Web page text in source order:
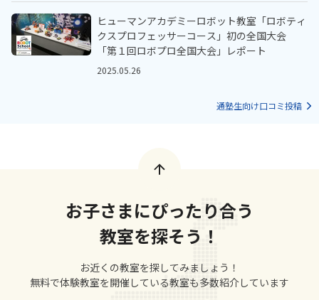
ヒューマンアカデミーロボット教室「ロボティ
クスプロフェッサーコース」初の全国大会
「第１回ロボプロ全国大会」レポート
2025.05.26
通塾生向け口コミ投稿
お子さまにぴったり合う
教室を探そう！
お近くの教室を探してみましょう！
無料で体験教室を開催している教室も多数紹介しています